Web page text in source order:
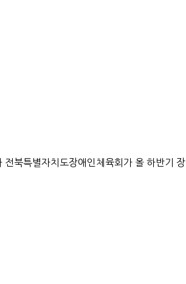
북특별자치도장애인체육회가 올 하반기